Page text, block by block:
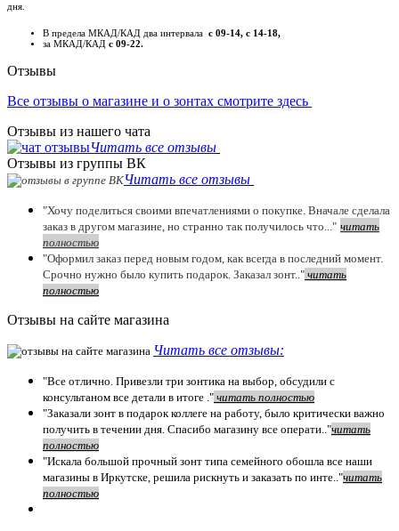
дня.
В предела МКАД/КАД два интервала с 09-14, с 14-18,
за МКАД/КАД с 09-22.
Отзывы
Все отзывы о магазине и о зонтах смотрите здесь
Отзывы из нашего чата
Читать все отзывы
Отзывы из группы ВК
Читать все отзывы
"Хочу поделиться своими впечатлениями о покупке. Вначале сделала
заказ в другом магазине, но странно так получилось что..." читать
полностью
"Оформил заказ перед новым годом, как всегда в последний момент.
Срочно нужно было купить подарок. Заказал зонт.." читать
полностью
Отзывы на сайте магазина
Читать все отзывы:
"Все отлично. Привезли три зонтика на выбор, обсудили с
консультаном все детали в итоге ." читать полностью
"Заказали зонт в подарок коллеге на работу, было критически важно
получить в течении дня. Спасибо магазину все операти.."читать
полностью
"Искала большой прочный зонт типа семейного обошла все наши
магазины в Иркутске, решила рискнуть и заказать по инте.."читать
полностью